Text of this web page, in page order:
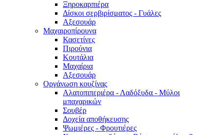
Ξηροκαρπιέρα
Δίσκοι σερβιρίσματος - Γυάλες
Αξεσουάρ
Μαχαιροπίρουνα
Κασετίνες
Πιρούνια
Κουτάλια
Μαχαίρια
Αξεσουάρ
Οργάνωση κουζίνας
Αλατοπιπεριέρα - Λαδόξυδα - Μύλοι
μπαχαρικών
Σουβέρ
Δοχεία αποθήκευσης
Ψωμιέρες - Φρουτιέρες